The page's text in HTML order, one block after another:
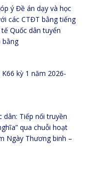
ý Đề án dạy và học
các CTĐT bằng tiếng
Quốc dân tuyển
bằng
kỳ 1 năm 2026-
dân: Tiếp nối truyền
qua chuỗi hoạt
Ngày Thương binh –